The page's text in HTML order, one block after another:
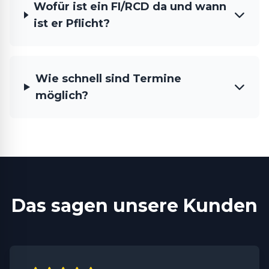
Wofür ist ein FI/RCD da und wann
ist er Pflicht?
Wie schnell sind Termine
möglich?
Das sagen unsere Kunden